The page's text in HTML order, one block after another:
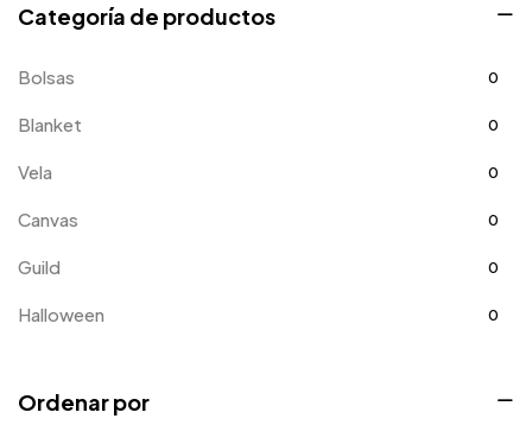
Categoría de productos
Bolsas 0
Blanket 0
Vela 0
Canvas 0
Guild 0
Halloween 0
Mejora del hogar
Ordenar por